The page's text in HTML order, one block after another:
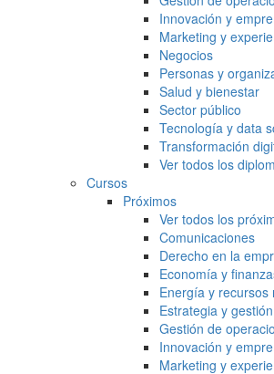
Innovación y
Marketing y
Negocios
Personas y
Salud y bienestar
Sector público
Tecnología y data
Transformación
Ver todos los
Cursos
Próximos
Ver todos los
Comunicaciones
Derecho en la
Economía y
Energía y recursos
Estrategia y gestión
Gestión de
Innovación y
Marketing y